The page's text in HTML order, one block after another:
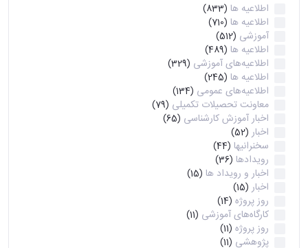
اطلاعیه ها (833)
اطلاعیه ها (710)
آموزشی (512)
اطلاعیه ها (489)
اطلاعیه‌های‌ آموزشی (329)
اطلاعیه ها (245)
اطلاعیه‌های عمومی (134)
معاونت تحصیلات تکمیلی (79)
اخبار آموزش کارشناسی (65)
اخبار (52)
سخنرانیها (44)
رویدادها (36)
اخبار و رویداد ها (15)
اخبار (15)
روز پروژه (14)
کارگاه‌های آموزشی (11)
روز پروژه (11)
پژوهشی (11)